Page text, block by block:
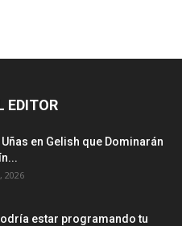
EDITOR
en Gelish que Dominarán
2026
estar programando tu